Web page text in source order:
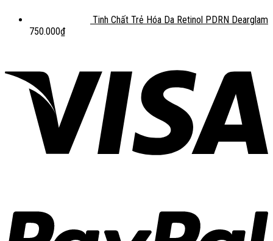
Tinh Chất Trẻ Hóa Da Retinol PDRN Dearglam
750.000₫